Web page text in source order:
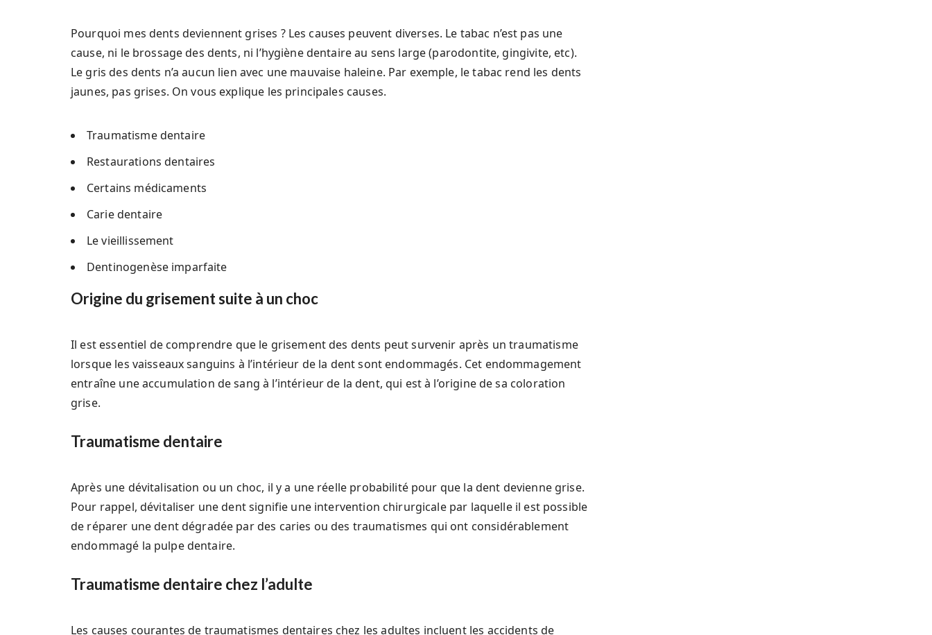
Pourquoi mes dents deviennent grises ? Les causes peuvent diverses. Le tabac n’est pas une
cause, ni le brossage des dents, ni l’hygiène dentaire au sens large (parodontite, gingivite, etc).
Le gris des dents n’a aucun lien avec une mauvaise haleine. Par exemple, le tabac rend les dents
jaunes, pas grises. On vous explique les principales causes.
Traumatisme dentaire
Restaurations dentaires
Certains médicaments
Carie dentaire
Le vieillissement
Dentinogenèse imparfaite
Origine du grisement suite à un choc
Il est essentiel de comprendre que le grisement des dents peut survenir après un traumatisme
lorsque les vaisseaux sanguins à l’intérieur de la dent sont endommagés. Cet endommagement
entraîne une accumulation de sang à l’intérieur de la dent, qui est à l’origine de sa coloration
grise.
Traumatisme dentaire
Après une dévitalisation ou un choc, il y a une réelle probabilité pour que la dent devienne grise.
Pour rappel, dévitaliser une dent signifie une intervention chirurgicale par laquelle il est possible
de réparer une dent dégradée par des caries ou des traumatismes qui ont considérablement
endommagé la pulpe dentaire.
Traumatisme dentaire chez l’adulte
Les causes courantes de traumatismes dentaires chez les adultes incluent les accidents de